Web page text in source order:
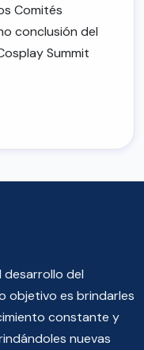
Comités
conclusión del
Summit
desarrollo del
objetivo es brindarles
constante y
nuevas